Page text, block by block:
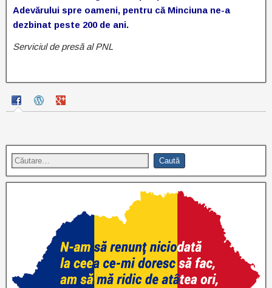
Adevărului spre oameni, pentru că Minciuna ne-a
dezbinat peste 200 de ani.
Serviciul de presă al PNL